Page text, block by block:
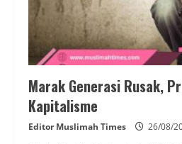
Marak Generasi Rusak,
Kapitalisme
Editor Muslimah Times 26/08/